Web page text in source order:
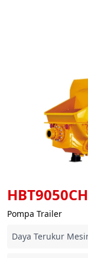
Pompa Trailer
Daya Terukur